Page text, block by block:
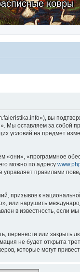
ковры
вы
Мы оставляем за собой
условий на предмет
«программное
можно по адресу
правилами
призывов к
или нарушить
в известность, если
перенести или закрыть
не будет открыта
которые могут